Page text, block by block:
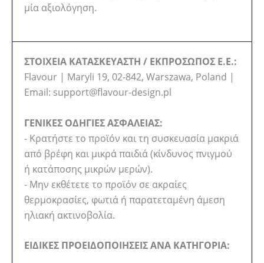
μία αξιολόγηση.
ΣΤΟΙΧΕΙΑ ΚΑΤΑΣΚΕΥΑΣΤΗ / ΕΚΠΡΟΣΩΠΟΣ Ε.Ε.:
Flavour | Maryli 19, 02-842, Warszawa, Poland |
Email: support@flavour-design.pl
ΓΕΝΙΚΕΣ ΟΔΗΓΙΕΣ ΑΣΦΑΛΕΙΑΣ:
- Κρατήστε το προϊόν και τη συσκευασία μακριά
από βρέφη και μικρά παιδιά (κίνδυνος πνιγμού
ή κατάποσης μικρών μερών).
- Μην εκθέτετε το προϊόν σε ακραίες
θερμοκρασίες, φωτιά ή παρατεταμένη άμεση
ηλιακή ακτινοβολία.
ΕΙΔΙΚΕΣ ΠΡΟΕΙΔΟΠΟΙΗΣΕΙΣ ΑΝΑ ΚΑΤΗΓΟΡΙΑ: